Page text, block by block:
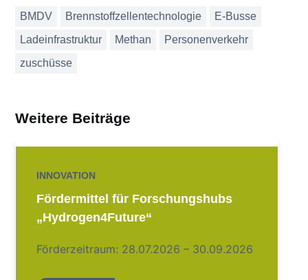
BMDV Brennstoffzellentechnologie
E-Busse
Ladeinfrastruktur
Methan
Personenverkehr
zuschüsse
Weitere Beiträge
INNOVATION
Fördermittel für Forschungshubs
„Hydrogen4Future“
Förderzeitraum: 28.07.2026 – 30.09.2026